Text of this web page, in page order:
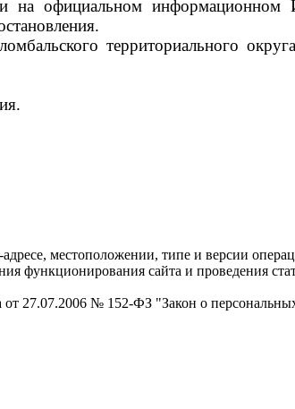
на официальном информационном
территориального
местоположении, типе и версии
функционирования сайта и проведения
от 27.07.2006 № 152-ФЗ "Закон о